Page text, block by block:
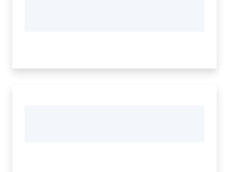
Argomenti